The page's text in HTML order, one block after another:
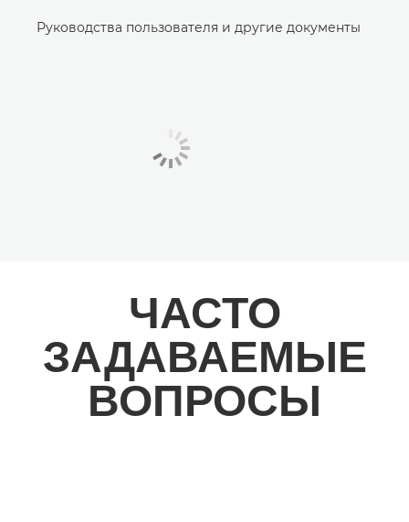
Руководства пользователя и другие документы
ЧАСТО
ЗАДАВАЕМЫЕ
ВОПРОСЫ